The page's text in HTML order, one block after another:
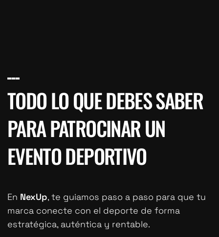
TODO LO QUE DEBES SABER
PARA PATROCINAR UN
EVENTO DEPORTIVO
En NexUp, te guiamos paso a paso para que tu
marca conecte con el deporte de forma
estratégica, auténtica y rentable.